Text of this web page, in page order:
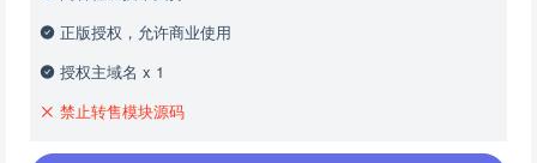
正版授权，允许商业使用
授权主域名 x 1
禁止转售模块源码